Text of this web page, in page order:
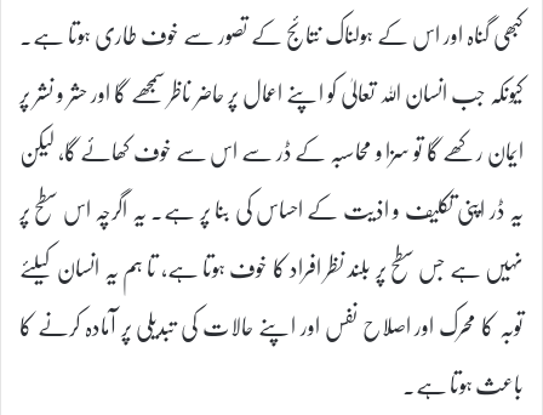
کبھی گناہ اور اس کے ہولناک نتائج کے تصور سے خوف طاری ہوتا ہے۔
کیونکہ جب انسان اللہ تعالیٰ کو اپنے اعمال پر حاضر ناظر سمجھے گا اور حشر و نشر پر
ایمان رکھے گا تو سزا و محاسبہ کے ڈر سے اس سے خوف کھائے گا، لیکن
یہ ڈر اپنی تکلیف و اذیت کے احساس کی بنا پر ہے۔ یہ اگرچہ اس سطح پر
نہیں ہے جس سطح پر بلند نظر افراد کا خوف ہوتا ہے، تا ہم یہ انسان کیلئے
توبہ کا محرک اور اصلاح نفس اور اپنے حالات کی تبدیلی پر آمادہ کرنے کا
باعث ہوتا ہے۔